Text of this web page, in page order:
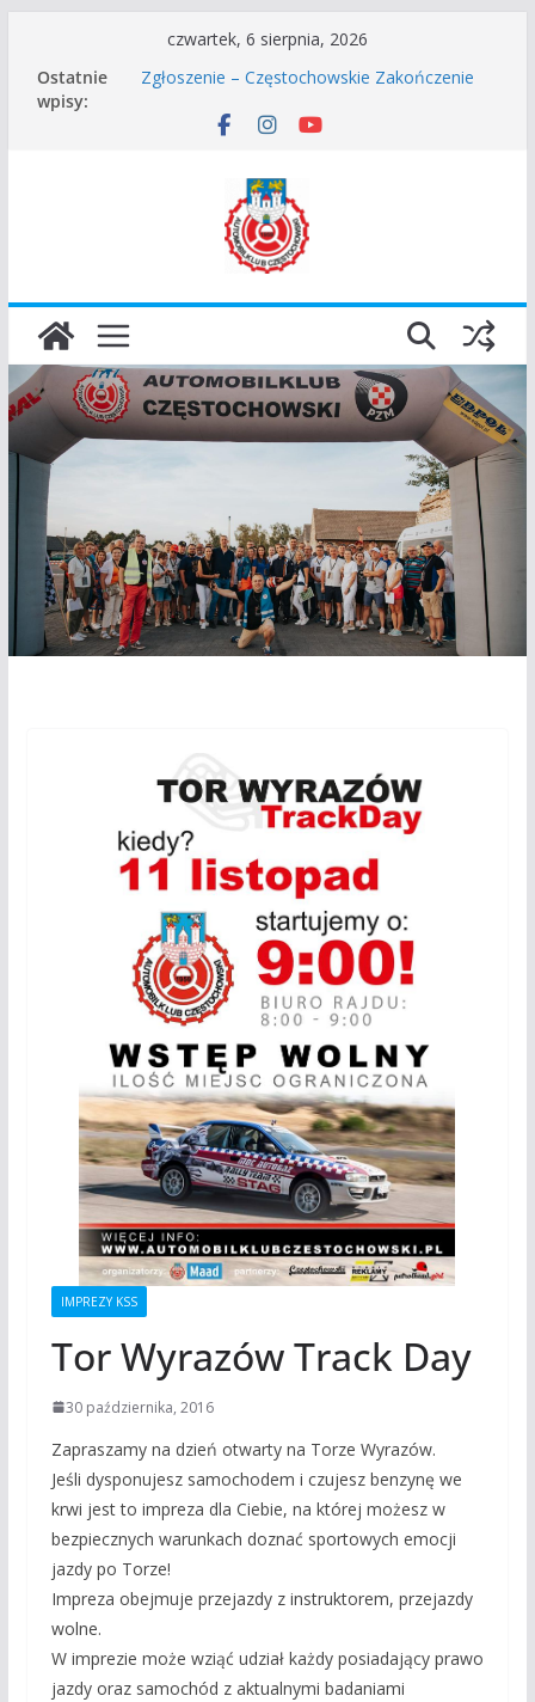
treści
czwartek, 6 sierpnia, 2026
Ostatnie
wpisy:
Częstochowskie Rozpoczęcie Sezonu 2026
Zgłoszenie – Częstochowskie Zakończenie
45 Rajd Częstochowski zostaje odwołany.
I Gliwicki Classic Sprint o Puchar Prezydenta
Miasta Gliwice
IMPREZY KSS
Tor Wyrazów Track Day
30 października, 2016
Zapraszamy na dzień otwarty na Torze Wyrazów.
Jeśli dysponujesz samochodem i czujesz benzynę we
krwi jest to impreza dla Ciebie, na której możesz w
bezpiecznych warunkach doznać sportowych emocji
jazdy po Torze!
Impreza obejmuje przejazdy z instruktorem, przejazdy
wolne.
W imprezie może wziąć udział każdy posiadający prawo
jazdy oraz samochód z aktualnymi badaniami